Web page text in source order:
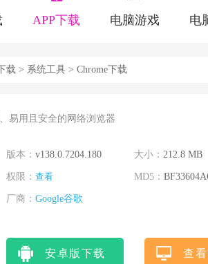
APP下载 电脑游戏 电
载 > 系统工具 > Chrome下载
易用且安全的网络浏览器
版本： v138.0.7204.180 大小： 212.8 MB
权限： 查看 MD5：
厂商： Google谷歌
安卓版下载 查